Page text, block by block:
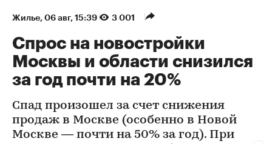
Жилье⁠, 06 авг, 15:39 3 001
Спрос на новостройки
Москвы и области снизился
за год почти на 20%
Спад произошел за счет снижения
продаж в Москве (особенно в Новой
Москве — почти на 50% за год). При